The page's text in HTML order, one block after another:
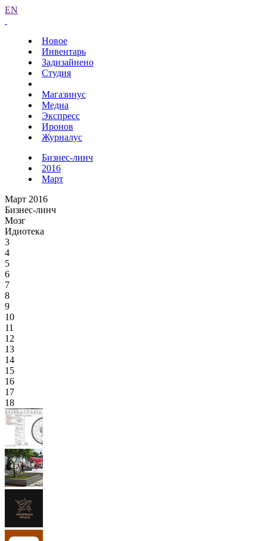
EN
Новое
Инвентарь
Задизайнено
Студия
Магазинус
Медиа
Экспресс
Иронов
Журналус
Бизнес-линч
2016
Март
Март 2016
Бизнес-линч
Мозг
Идиотека
3
4
5
6
7
8
9
10
11
12
13
14
15
16
17
18